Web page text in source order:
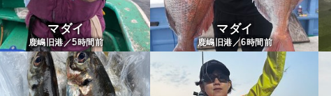
マダイ
鹿嶋旧港／5時間前
マダイ
鹿嶋旧港／6時間前